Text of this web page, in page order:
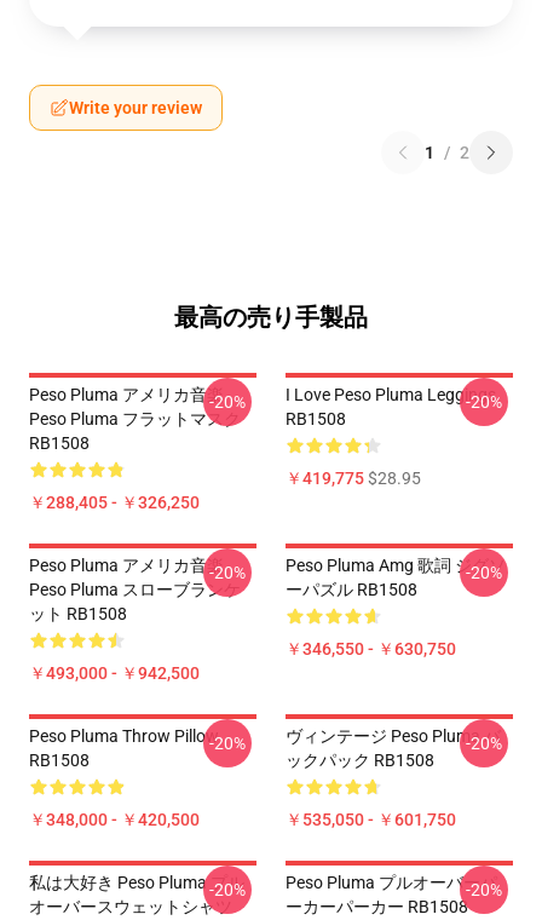
Write your review
1 / 2
最高の売り手製品
Peso Pluma アメリカ音楽
Peso Pluma フラットマスク
RB1508
￥288,405 - ￥326,250
-20%
I Love Peso Pluma Leggings
RB1508
￥419,775$28.95
-20%
Peso Pluma アメリカ音楽
Peso Pluma スローブランケ
ット RB1508
￥493,000 - ￥942,500
-20%
Peso Pluma Amg 歌詞 ジグソ
ーパズル RB1508
￥346,550 - ￥630,750
-20%
Peso Pluma Throw Pillow
RB1508
￥348,000 - ￥420,500
-20%
ヴィンテージ Peso Pluma バ
ックパック RB1508
￥535,050 - ￥601,750
-20%
私は大好き Peso Pluma プル
オーバースウェットシャツ
-20%
Peso Pluma プルオーバーパ
ーカーパーカー RB1508
-20%